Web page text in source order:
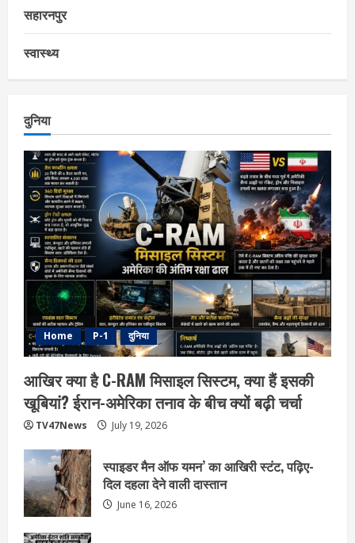
सहारनपुर
स्वास्थ्य
दुनिया
Home P-1 दुनिया
आखिर क्या है C-RAM मिसाइल सिस्टम, क्या हैं इसकी
खूबियां? ईरान-अमेरिका तनाव के बीच क्यों बढ़ी चर्चा
TV47News July 19, 2026
स्पाइडर मैन ऑफ यमन’ का आखिरी स्टंट, पढ़िए-
दिल दहला देने वाली दास्तान
June 16, 2026